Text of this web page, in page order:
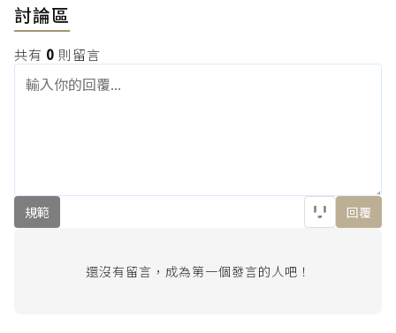
討論區
共有 0 則留言
規範 回覆
還沒有留言，成為第一個發言的人吧！